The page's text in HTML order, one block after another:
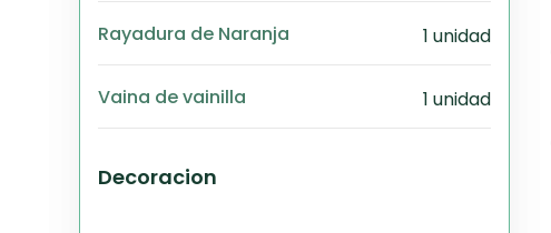
Rayadura de Naranja 1 unidad
Vaina de vainilla 1 unidad
Decoracion